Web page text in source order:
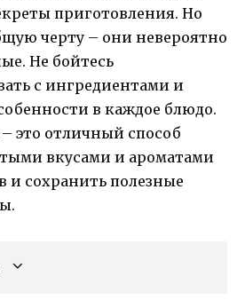
приготовления. Но
черту – они невероятно
Не бойтесь
с ингредиентами и
в каждое блюдо.
это отличный способ
вкусами и ароматами
и сохранить полезные